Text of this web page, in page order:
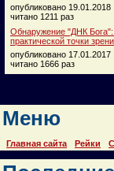
опубликовано 19.01.2018
читано 1211 раз
Обнаружение "ДНК Бога":
практической точки
опубликовано 17.01.2017
читано 1666 раз
Меню
Главная сайта Рейки